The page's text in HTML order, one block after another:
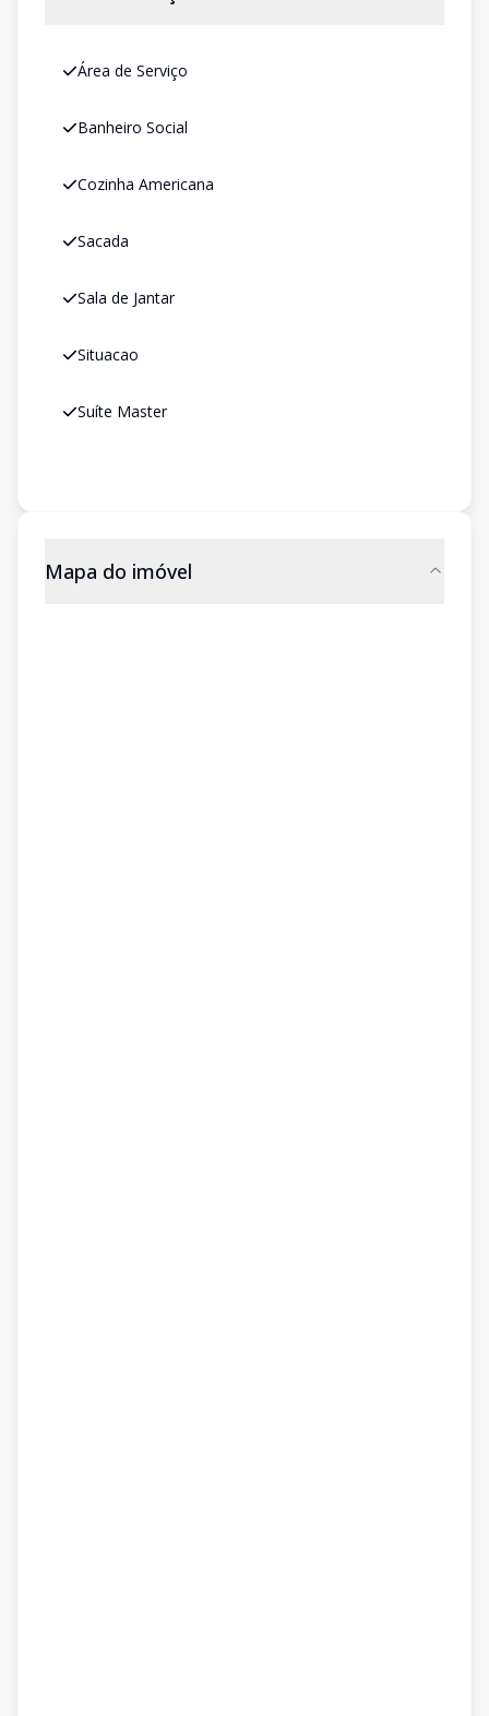
Área de Serviço
Banheiro Social
Cozinha Americana
Sacada
Sala de Jantar
Situacao
Suíte Master
Mapa do imóvel